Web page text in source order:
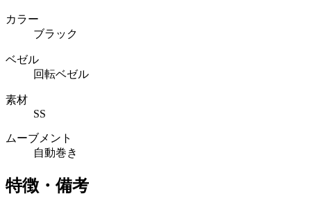
カラー
ブラック
ベゼル
回転ベゼル
素材
SS
ムーブメント
自動巻き
特徴・備考